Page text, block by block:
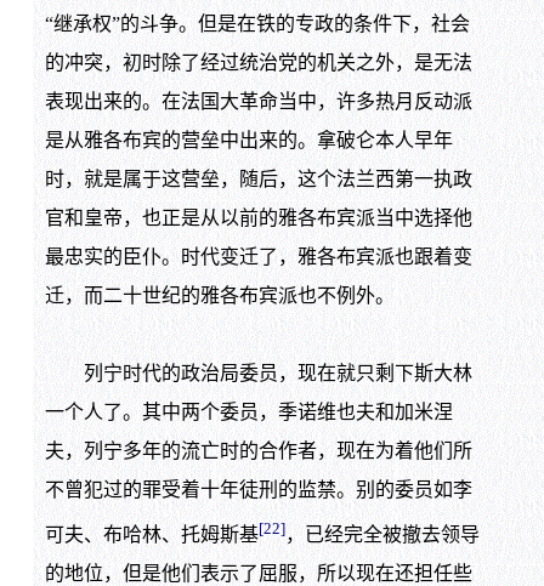
“继承权”的斗争。但是在铁的专政的条件下，社会
的冲突，初时除了经过统治党的机关之外，是无法
表现出来的。在法国大革命当中，许多热月反动派
是从雅各布宾的营垒中出来的。拿破仑本人早年
时，就是属于这营垒，随后，这个法兰西第一执政
官和皇帝，也正是从以前的雅各布宾派当中选择他
最忠实的臣仆。时代变迁了，雅各布宾派也跟着变
迁，而二十世纪的雅各布宾派也不例外。
列宁时代的政治局委员，现在就只剩下斯大林
一个人了。其中两个委员，季诺维也夫和加米涅
夫，列宁多年的流亡时的合作者，现在为着他们所
不曾犯过的罪受着十年徒刑的监禁。别的委员如李
可夫、布哈林、托姆斯基[22]，已经完全被撤去领导
的地位，但是他们表示了屈服，所以现在还担任些